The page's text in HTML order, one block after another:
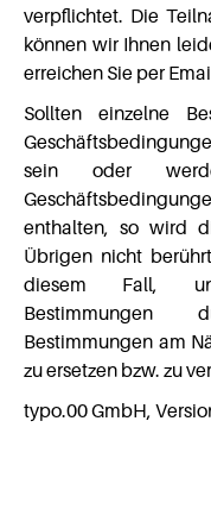
verpflichtet. Die
können wir Ihnen
erreichen Sie per
Sollten einzelne
sein oder
enthalten, so wird
Übrigen nicht
diesem Fall,
Bestimmungen
Bestimmungen am
zu ersetzen bzw. zu
typo.00 GmbH,